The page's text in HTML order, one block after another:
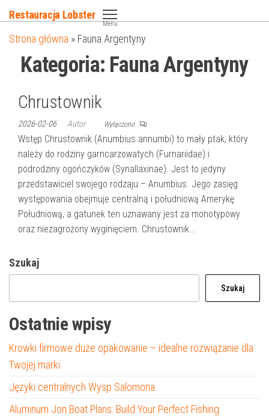
do
treści
Restauracja Lobster
Menu
Strona główna » Fauna Argentyny
Kategoria: Fauna Argentyny
Chrustownik
2026-02-06 Autor Wyłączono
Wstęp Chrustownik (Anumbius annumbi) to mały ptak, który
należy do rodziny garncarzowatych (Furnariidae) i
podrodziny ogończyków (Synallaxinae). Jest to jedyny
przedstawiciel swojego rodzaju – Anumbius. Jego zasięg
występowania obejmuje centralną i południową Amerykę
Południową, a gatunek ten uznawany jest za monotypowy
oraz niezagrożony wyginięciem. Chrustownik…
Szukaj
Szukaj
Ostatnie wpisy
Krowki firmowe duże opakowanie – idealne rozwiązanie dla
Twojej marki
Języki centralnych Wysp Salomona
Aluminum Jon Boat Plans: Build Your Perfect Fishing